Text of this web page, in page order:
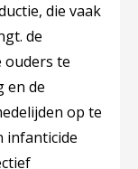
die vaak
de
ouders te
en de
op te
infanticide